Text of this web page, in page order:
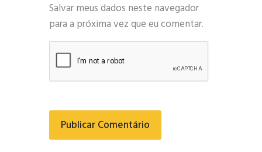
Salvar meus dados neste navegador
para a próxima vez que eu comentar.